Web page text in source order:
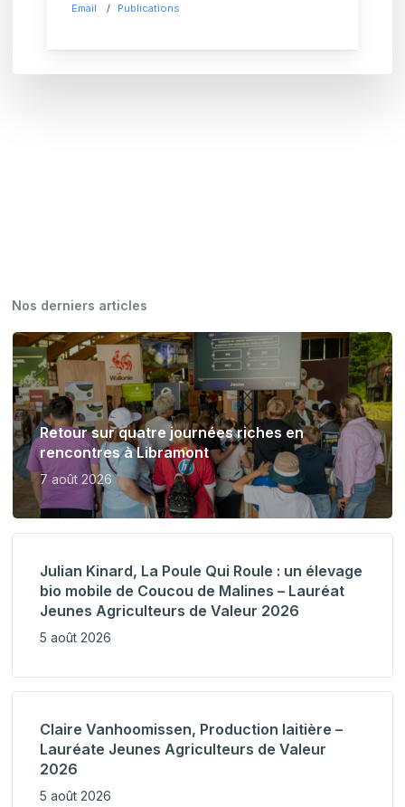
Email Publications
Nos derniers articles
Retour sur quatre journées riches en
rencontres à Libramont
7 août 2026
Julian Kinard, La Poule Qui Roule : un élevage
bio mobile de Coucou de Malines – Lauréat
Jeunes Agriculteurs de Valeur 2026
5 août 2026
Claire Vanhoomissen, Production laitière –
Lauréate Jeunes Agriculteurs de Valeur
2026
5 août 2026